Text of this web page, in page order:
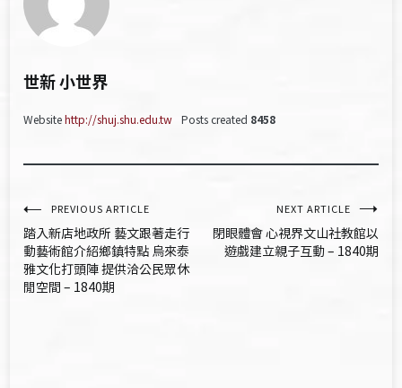
世新 小世界
Websitehttp://shuj.shu.edu.tw Posts created 8458
文
章
導
PREVIOUS ARTICLE
踏入新店地政所 藝文跟著走行
動藝術館介紹鄉鎮特點 烏來泰
雅文化打頭陣 提供洽公民眾休
閒空間 – 1840期
NEXT ARTICLE
閉眼體會 心視界文山社教館以
遊戲建立親子互動 – 1840期